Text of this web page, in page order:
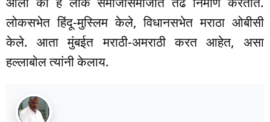
लोकसभेत हिंदू-मुस्लिम केले, विधानसभेत मराठा ओबीसी
केले. आता मुंबईत मराठी-अमराठी करत आहेत, असा
हल्लाबोल त्यांनी केलाय.